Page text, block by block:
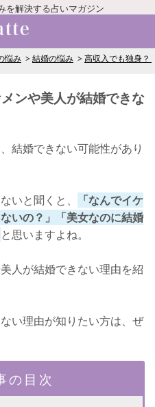
を解決する占いマガジン
悩み 結婚の悩み 高収入でも独身？
ンや美人が結婚できな
結婚できない可能性があり
いと聞くと、
「なんでイケ
いの？」「美女なのに結婚
と思いますよね。
人が結婚できない理由を紹
い理由が知りたい方は、ぜ
の目次